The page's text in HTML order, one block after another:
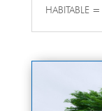
HABITABLE